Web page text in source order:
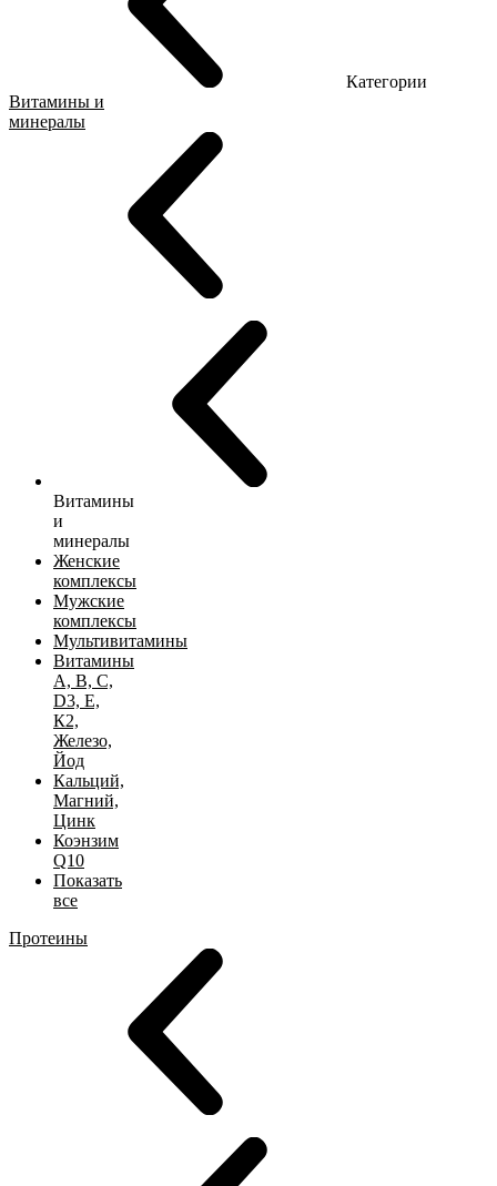
Категории
Витамины и
минералы
Витамины
и
минералы
Женские
комплексы
Мужские
комплексы
Мультивитамины
Витамины
А, B, C,
D3, Е,
К2,
Железо,
Йод
Кальций,
Магний,
Цинк
Коэнзим
Q10
Показать
все
Протеины